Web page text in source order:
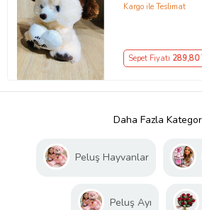
Kargo ile Teslimat
Sepet Fiyatı 289,80
Daha Fazla
Peluş Hayvanlar
Peluş Ayı